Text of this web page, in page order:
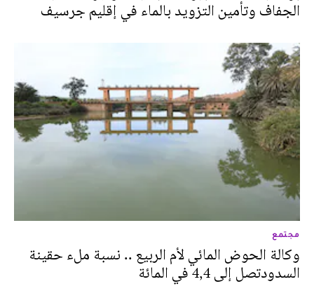
الجفاف وتأمين التزويد بالماء في إقليم جرسيف
مجتمع
وكالة الحوض المائي لأم الربيع .. نسبة ملء حقينة
السدودتصل إلى 4,4 في المائة